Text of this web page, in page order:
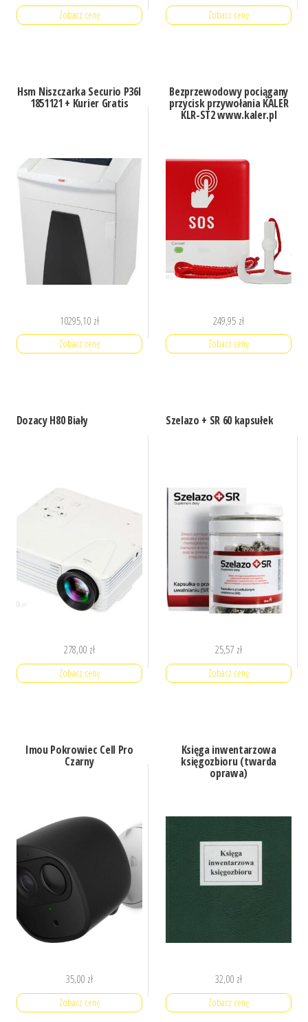
Zobacz cenę Zobacz cenę
Hsm Niszczarka Securio P36I
1851121 + Kurier Gratis
10295,10 zł
Zobacz cenę
Bezprzewodowy pociągany
przycisk przywołania KALER
KLR-ST2 www.kaler.pl
249,95 zł
Zobacz cenę
Dozacy H80 Biały
278,00 zł
Zobacz cenę
Szelazo + SR 60 kapsułek
25,57 zł
Zobacz cenę
Imou Pokrowiec Cell Pro
Czarny
35,00 zł
Zobacz cenę
Księga inwentarzowa
księgozbioru (twarda
oprawa)
32,00 zł
Zobacz cenę